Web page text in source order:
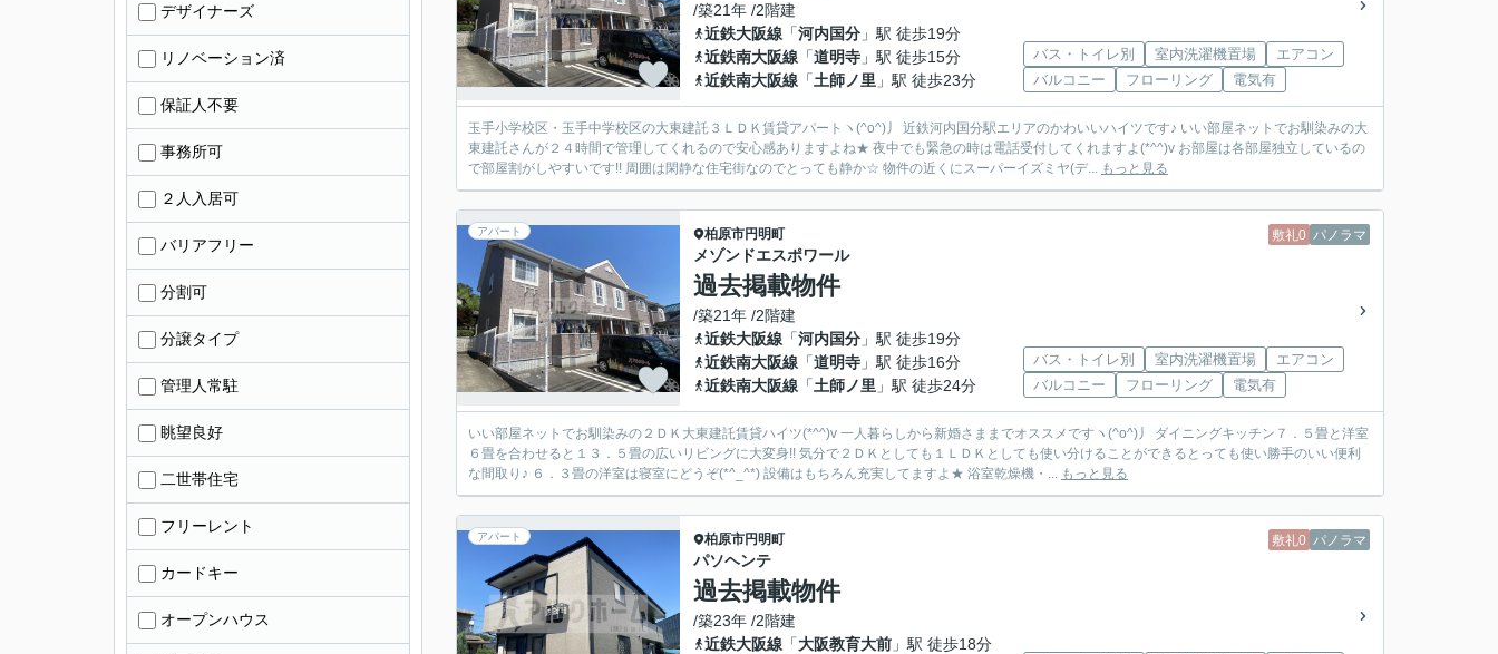
/築21年 /2階建
近鉄大阪線 「河内国分 」駅 徒歩19分
近鉄南大阪線 「道明寺 」駅 徒歩15分
近鉄南大阪線 「土師ノ里 」駅 徒歩23分
バス・トイレ別 室内洗濯機置場
エアコン
バルコニー
フローリング 電気有
玉手小学校区・玉手中学校区の大東建託３ＬＤＫ賃貸アパートヽ(^o^)丿 近鉄河内国分駅エリアのかわいいハイツです♪ いい部屋ネットでお馴染みの大
東建託さんが２４時間で管理してくれるので安心感ありますよね★ 夜中でも緊急の時は電話受付してくれますよ(*^^)v お部屋は各部屋独立しているの
で部屋割がしやすいです!! 周囲は閑静な住宅街なのでとっても静か☆ 物件の近くにスーパーイズミヤ(デ... もっと見る
アパート 敷礼0 パノラマ
柏原市円明町
メゾンドエスポワール
過去掲載物件
/築21年 /2階建
近鉄大阪線 「河内国分 」駅 徒歩19分
近鉄南大阪線 「道明寺 」駅 徒歩16分
近鉄南大阪線 「土師ノ里 」駅 徒歩24分
バス・トイレ別 室内洗濯機置場
エアコン
バルコニー
フローリング 電気有
いい部屋ネットでお馴染みの２ＤＫ大東建託賃貸ハイツ(*^^)v 一人暮らしから新婚さままでオススメですヽ(^o^)丿 ダイニングキッチン７．５畳と洋室
６畳を合わせると１３．５畳の広いリビングに大変身!! 気分で２ＤＫとしても１ＬＤＫとしても使い分けることができるとっても使い勝手のいい便利
な間取り♪ ６．３畳の洋室は寝室にどうぞ(*^_^*) 設備はもちろん充実してますよ★ 浴室乾燥機・... もっと見る
アパート 敷礼0 パノラマ
柏原市円明町
パソヘンテ
過去掲載物件
/築23年 /2階建
近鉄大阪線 「大阪教育大前 」駅 徒歩18分
デザイナーズ
リノベーション済
保証人不要
事務所可
２人入居可
バリアフリー
分割可
分譲タイプ
管理人常駐
眺望良好
二世帯住宅
フリーレント
カードキー
オープンハウス